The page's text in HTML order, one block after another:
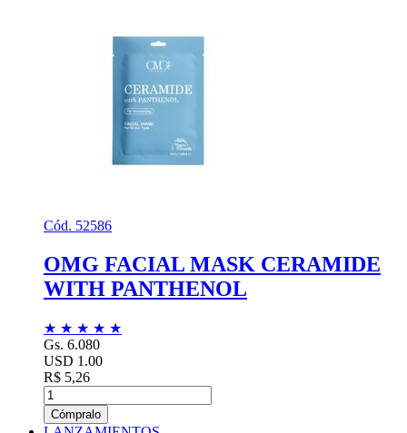
Cód. 52586
OMG FACIAL MASK CERAMIDE
WITH PANTHENOL
★ ★ ★ ★ ★
Gs. 6.080
USD 1.00
R$ 5,26
Cómpralo